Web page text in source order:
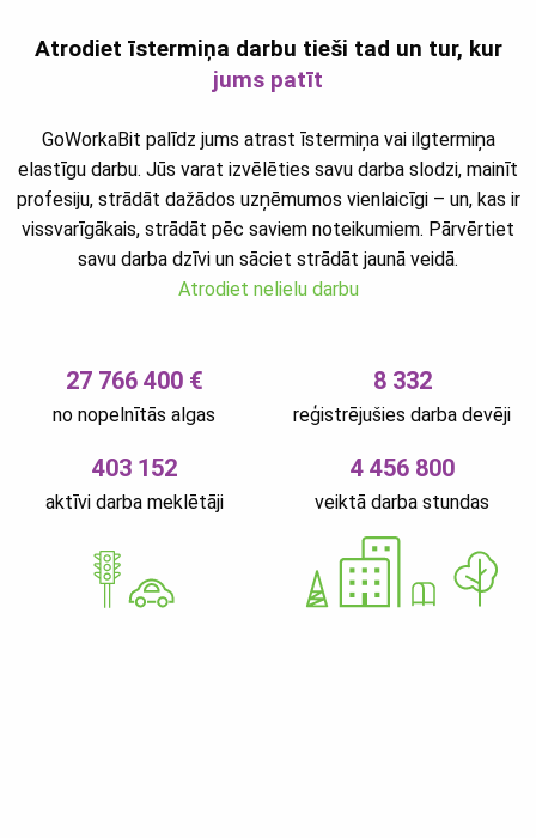
Atrodiet īstermiņa darbu tieši tad un tur, kur
jums patīt
GoWorkaBit palīdz jums atrast īstermiņa vai ilgtermiņa
elastīgu darbu. Jūs varat izvēlēties savu darba slodzi, mainīt
profesiju, strādāt dažādos uzņēmumos vienlaicīgi – un, kas ir
vissvarīgākais, strādāt pēc saviem noteikumiem. Pārvērtiet
savu darba dzīvi un sāciet strādāt jaunā veidā.
Atrodiet nelielu darbu
27 766 400 €
no nopelnītās algas
8 332
reģistrējušies darba devēji
403 152
aktīvi darba meklētāji
4 456 800
veiktā darba stundas